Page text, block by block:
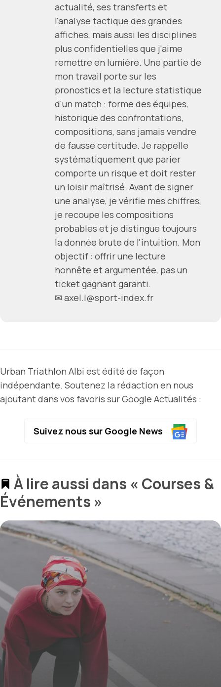
actualité, ses transferts et
l'analyse tactique des grandes
affiches, mais aussi les disciplines
plus confidentielles que j'aime
remettre en lumière. Une partie de
mon travail porte sur les
pronostics et la lecture statistique
d'un match : forme des équipes,
historique des confrontations,
compositions, sans jamais vendre
de fausse certitude. Je rappelle
systématiquement que parier
comporte un risque et doit rester
un loisir maîtrisé. Avant de signer
une analyse, je vérifie mes chiffres,
je recoupe les compositions
probables et je distingue toujours
la donnée brute de l'intuition. Mon
objectif : offrir une lecture
honnête et argumentée, pas un
ticket gagnant garanti.
✉ axel.l@sport-index.fr
Urban Triathlon Albi est édité de façon
indépendante. Soutenez la rédaction en nous
ajoutant dans vos favoris sur Google Actualités :
Suivez nous sur Google News
À lire aussi dans « Courses &
Événements »